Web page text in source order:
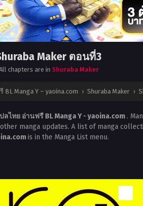
Maker ตอนที่3
chapters are in Shuraba Maker
BL Manga Y – yaoina.com › Shuraba Maker ›
ลไทย อ่านฟรี BL Manga Y - yaoina.com .
manga updates. A list of manga
is in the Manga List menu.